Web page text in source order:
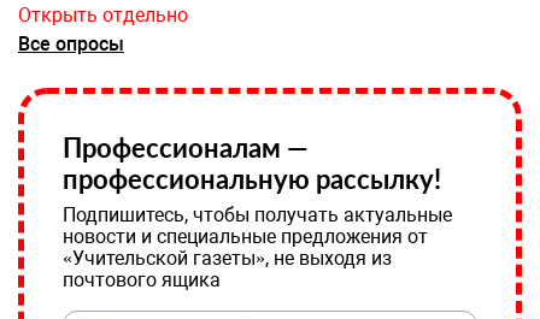
Открыть отдельно
Все опросы
Профессионалам —
профессиональную рассылку!
Подпишитесь, чтобы получать актуальные
новости и специальные предложения от
«Учительской газеты», не выходя из
почтового ящика